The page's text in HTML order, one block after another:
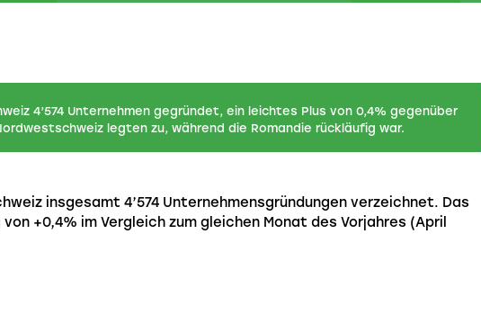
4’574 Unternehmen gegründet, ein leichtes Plus von 0,4% gegenüber
legten zu, während die Romandie rückläufig war.
insgesamt 4’574 Unternehmensgründungen verzeichnet. Das
+0,4% im Vergleich zum gleichen Monat des Vorjahres (April